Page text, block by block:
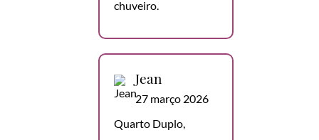
chuveiro.
Jean
27 março 2026
Quarto Duplo,